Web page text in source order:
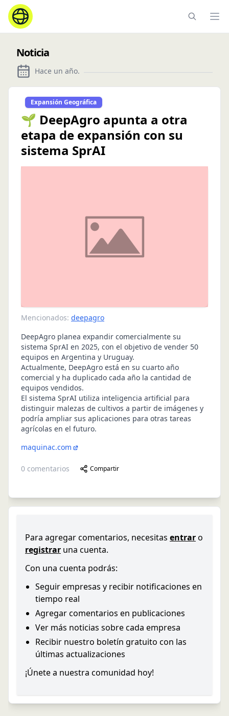
Noticia
Hace un año.
Expansión Geográfica
🌱 DeepAgro apunta a otra
etapa de expansión con su
sistema SprAI
Mencionados: deepagro
DeepAgro planea expandir comercialmente su
sistema SprAI en 2025, con el objetivo de vender 50
equipos en Argentina y Uruguay.
Actualmente, DeepAgro está en su cuarto año
comercial y ha duplicado cada año la cantidad de
equipos vendidos.
El sistema SprAI utiliza inteligencia artificial para
distinguir malezas de cultivos a partir de imágenes y
podría ampliar sus aplicaciones para otras tareas
agrícolas en el futuro.
maquinac.com
0 comentarios Compartir
Para agregar comentarios, necesitas entraro
registrar una cuenta.
Con una cuenta podrás:
Seguir empresas y recibir notificaciones en
tiempo real
Agregar comentarios en publicaciones
Ver más noticias sobre cada empresa
Recibir nuestro boletín gratuito con las
últimas actualizaciones
¡Únete a nuestra comunidad hoy!